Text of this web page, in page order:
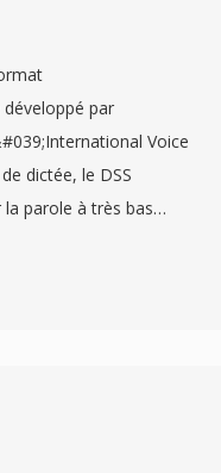
par
Voice
dictée, le DSS
parole à très bas
13,7 kbit/s, tandis
àux logiciels de